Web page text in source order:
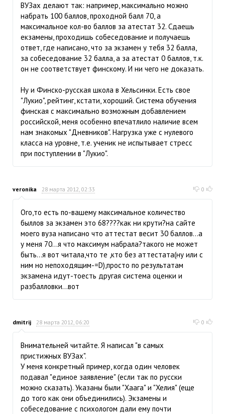
ВУЗах делают так: например, максимально можно
набрать 100 баллов, проходной балл 70, а
максимальное кол-во баллов за атестат 32. Сдаешь
екзамены, проходишь собеседование и получаешь
ответ, где написано, что за экзамен у тебя 32 балла,
за собеседование 32 балла, а за атестат 0 баллов, т.к.
он не соответствует финскому. И ни чего не доказать.
Ну и Финско-русская школа в Хельсинки. Есть свое
"Лукио", рейтинг, кстати, хороший. Система обучения
финская с максимально возможным добавлением
российской, меня особенно впечатлило наличие всем
нам знакомых "Дневников". Нагрузка уже с нулевого
класса на уровне, т.е. ученик не испытывает стресс
при поступлении в "Лукио".
veronika 28 марта 2012, 02:33 0
Ого,то есть по-вашему максимальное количество
быллов за экзамен это 68????как ни крути?на сайте
моего вуза написано что аттестат весит 30 баллов...а
у меня 70...я что максимум набрала?такого не может
быть...я вот читала,что те ,кто без аттестата(ну или с
ним но непоходящим-=D),просто по результатам
экзамена идут-тоесть другая система оценки и
разбалловки...вот
dmitrij 28 марта 2012, 06:20 0
Внимательней читайте. Я написал "в самых
пристижных ВУЗах".
У меня конкретный пример, когда один человек
подавал "единое заявление" (если так по русски
можно сказать). Указаны были "Хаага" и "Хелия" (еще
до того как они объединились). Экзамены и
собеседование с психологом дали ему почти